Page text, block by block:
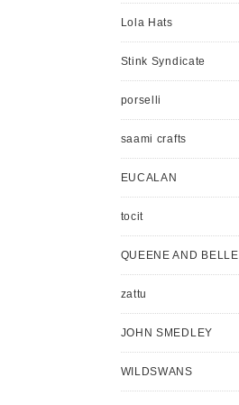
Lola Hats
Stink Syndicate
porselli
saami crafts
EUCALAN
tocit
QUEENE AND BELLE
zattu
JOHN SMEDLEY
WILDSWANS